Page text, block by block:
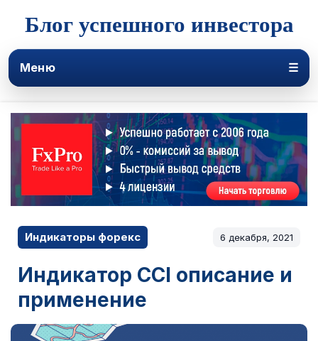
Блог успешного инвестора
Меню ☰
Индикаторы форекс 6 декабря, 2021
Индикатор CCI описание и
применение